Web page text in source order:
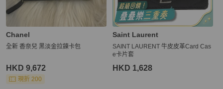
Chanel
全新 香奈兒 黑淡金拉鍊卡包
HKD 9,672
現折 200
Saint Laurent
SAINT LAURENT 牛皮皮革Card Cas
e卡片套
HKD 1,628